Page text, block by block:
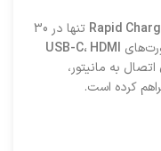
Rapid
تنها در 30
USB-C، HDMI
اتصال به مانیتور،
کرده است.